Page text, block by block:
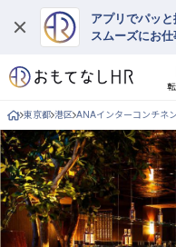
アプリでパッと
スムーズにお仕
ログイン
求人・施設を探す
キープした求人
就職・転職 合同説明
おもてなしHRについ
東京都 港区 ANAインターコンチネ